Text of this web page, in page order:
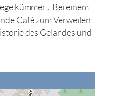
kümmert. Bei einem
Café zum Verweilen
des Geländes und